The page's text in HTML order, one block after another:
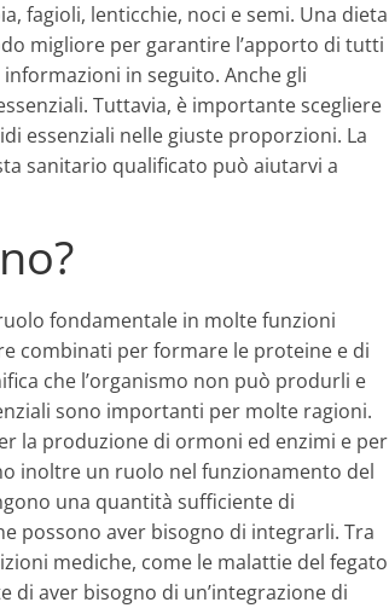
fagioli, lenticchie, noci e semi. Una dieta
migliore per garantire l’apporto di tutti
in seguito. Anche gli
Tuttavia, è importante scegliere
essenziali nelle giuste proporzioni. La
sanitario qualificato può aiutarvi a
fondamentale in molte funzioni
combinati per formare le proteine e di
che l’organismo non può produrli e
sono importanti per molte ragioni.
la produzione di ormoni ed enzimi e per
inoltre un ruolo nel funzionamento del
una quantità sufficiente di
possono aver bisogno di integrarli. Tra
mediche, come le malattie del fegato
di aver bisogno di un’integrazione di